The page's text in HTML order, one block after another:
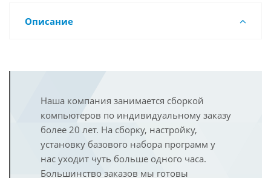
Описание
Наша компания занимается сборкой
компьютеров по индивидуальному заказу
более 20 лет. На сборку, настройку,
установку базового набора программ у
нас уходит чуть больше одного часа.
Большинство заказов мы готовы